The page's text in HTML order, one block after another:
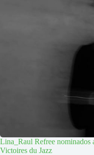
Lina_Raul Refree nominados
Victoires du Jazz